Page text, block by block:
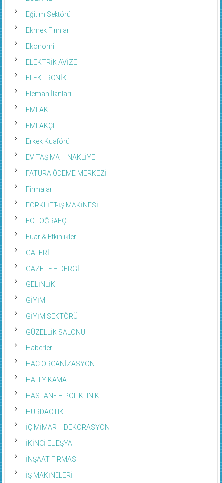
Eğitim Sektörü
Ekmek Fırınları
Ekonomi
ELEKTRİK AVİZE
ELEKTRONİK
Eleman İlanları
EMLAK
EMLAKÇI
Erkek Kuaförü
EV TAŞIMA – NAKLİYE
FATURA ÖDEME MERKEZİ
Firmalar
FORKLİFT-İŞ MAKİNESİ
FOTOĞRAFÇI
Fuar & Etkinlikler
GALERİ
GAZETE – DERGİ
GELİNLİK
GİYİM
GİYİM SEKTÖRÜ
GÜZELLİK SALONU
Haberler
HAC ORGANİZASYON
HALI YIKAMA
HASTANE – POLIKLINIK
HURDACILIK
İÇ MİMAR – DEKORASYON
İKİNCİ EL EŞYA
İNŞAAT FİRMASI
İŞ MAKİNELERİ